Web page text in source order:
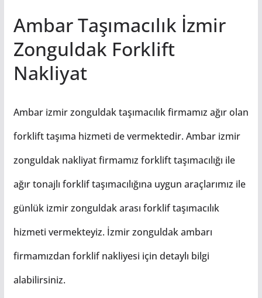
Ambar Taşımacılık İzmir
Zonguldak Forklift
Nakliyat
Ambar izmir zonguldak taşımacılık firmamız ağır olan
forklift taşıma hizmeti de vermektedir. Ambar izmir
zonguldak nakliyat firmamız forklift taşımacılığı ile
ağır tonajlı forklif taşımacılığına uygun araçlarımız ile
günlük izmir zonguldak arası forklif taşımacılık
hizmeti vermekteyiz. İzmir zonguldak ambarı
firmamızdan forklif nakliyesi için detaylı bilgi
alabilirsiniz.